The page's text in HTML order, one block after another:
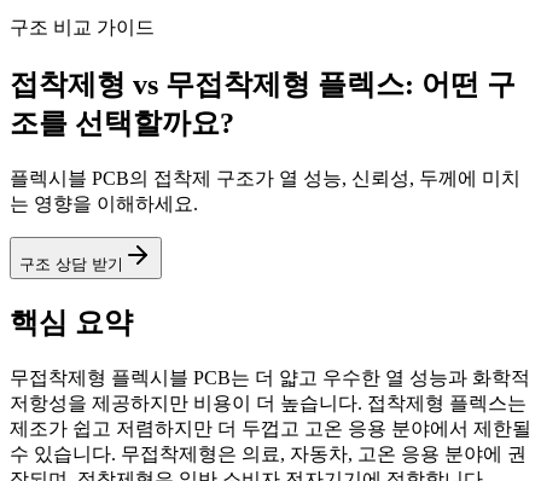
구조 비교 가이드
접착제형 vs 무접착제형 플렉스: 어떤 구
조를 선택할까요?
플렉시블 PCB의 접착제 구조가 열 성능, 신뢰성, 두께에 미치
는 영향을 이해하세요.
구조 상담 받기
핵심 요약
무접착제형 플렉시블 PCB는 더 얇고 우수한 열 성능과 화학적
저항성을 제공하지만 비용이 더 높습니다. 접착제형 플렉스는
제조가 쉽고 저렴하지만 더 두껍고 고온 응용 분야에서 제한될
수 있습니다. 무접착제형은 의료, 자동차, 고온 응용 분야에 권